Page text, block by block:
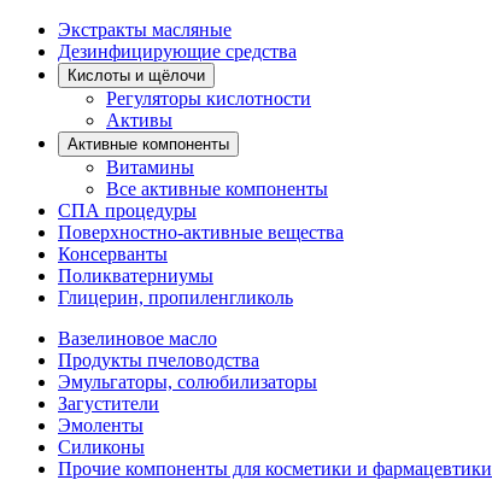
Экстракты масляные
Дезинфицирующие средства
Кислоты и щёлочи
Регуляторы кислотности
Активы
Активные компоненты
Витамины
Все активные компоненты
СПА процедуры
Поверхностно-активные вещества
Консерванты
Поликватерниумы
Глицерин, пропиленгликоль
Вазелиновое масло
Продукты пчеловодства
Эмульгаторы, солюбилизаторы
Загустители
Эмоленты
Силиконы
Прочие компоненты для косметики и фармацевтики